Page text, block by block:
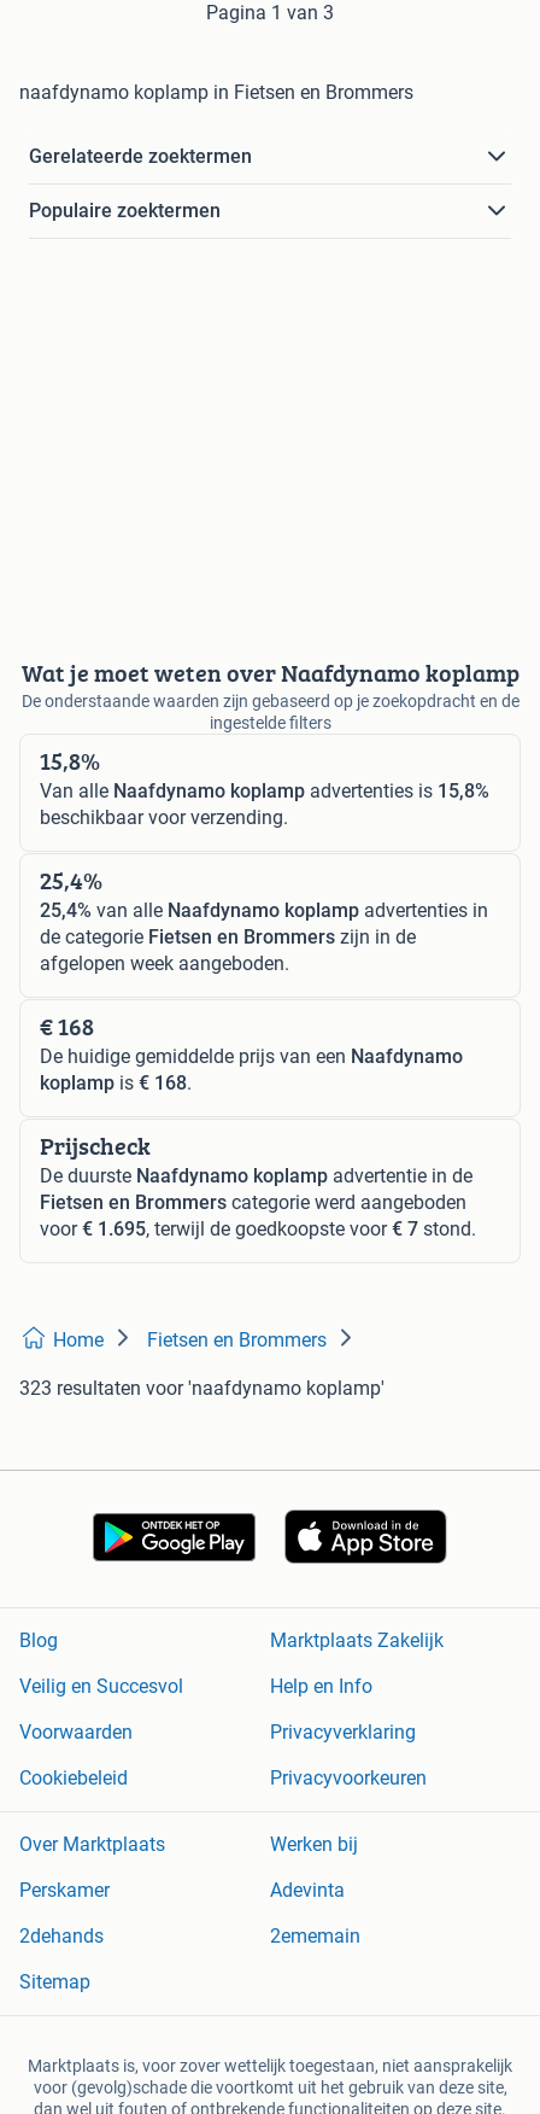
Pagina 1 van 3
naafdynamo koplamp in Fietsen en Brommers
Gerelateerde zoektermen
Populaire zoektermen
Wat je moet weten over Naafdynamo koplamp
De onderstaande waarden zijn gebaseerd op je zoekopdracht en de
ingestelde filters
15,8%
Van alle Naafdynamo koplamp advertenties is 15,8%
beschikbaar voor verzending.
25,4%
25,4% van alle Naafdynamo koplamp advertenties in
de categorie Fietsen en Brommers zijn in de
afgelopen week aangeboden.
€ 168
De huidige gemiddelde prijs van een Naafdynamo
koplamp is € 168.
Prijscheck
De duurste Naafdynamo koplamp advertentie in de
Fietsen en Brommers categorie werd aangeboden
voor€ 1.695, terwijl de goedkoopste voor€ 7 stond.
Home Fietsen en Brommers
323 resultaten voor 'naafdynamo koplamp'
Blog
Marktplaats Zakelijk
Veilig en Succesvol
Help en Info
Voorwaarden
Privacyverklaring
Cookiebeleid
Privacyvoorkeuren
Over Marktplaats
Werken bij
Perskamer
Adevinta
2dehands
2ememain
Sitemap
Marktplaats is, voor zover wettelijk toegestaan, niet aansprakelijk
voor (gevolg)schade die voortkomt uit het gebruik van deze site,
dan wel uit fouten of ontbrekende functionaliteiten op deze site.